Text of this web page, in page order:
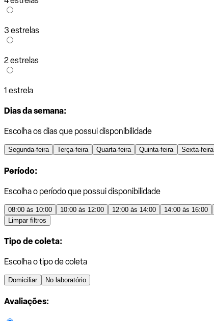
3 estrelas
2 estrelas
1 estrela
Dias da semana:
Escolha os dias que possui disponibilidade
Segunda-feira Terça-feira Quarta-feira Quinta-feira Sexta-feira
Período:
Escolha o período que possui disponibilidade
08:00 às 10:00 10:00 às 12:00 12:00 às 14:00 14:00 às 16:00
Limpar filtros
Tipo de coleta:
Escolha o tipo de coleta
Domiciliar No laboratório
Avaliações: